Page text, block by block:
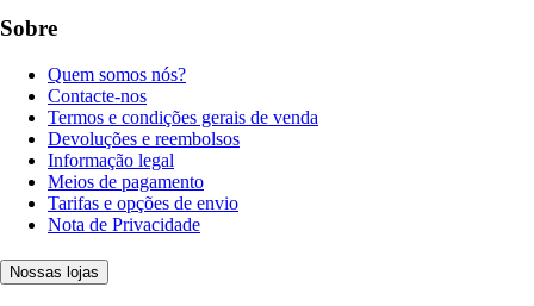
Sobre
Quem somos nós?
Contacte-nos
Termos e condições gerais de venda
Devoluções e reembolsos
Informação legal
Meios de pagamento
Tarifas e opções de envio
Nota de Privacidade
Nossas lojas